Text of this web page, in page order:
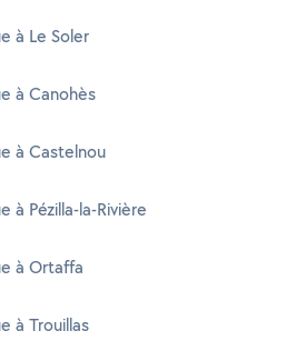
à Le Soler
à Canohès
à Castelnou
à Pézilla-la-Rivière
à Ortaffa
à Trouillas